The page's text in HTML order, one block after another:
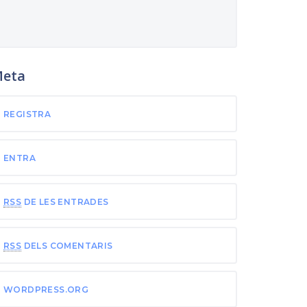
REGISTRA
ENTRA
RSS DE LES ENTRADES
RSS DELS COMENTARIS
WORDPRESS.ORG